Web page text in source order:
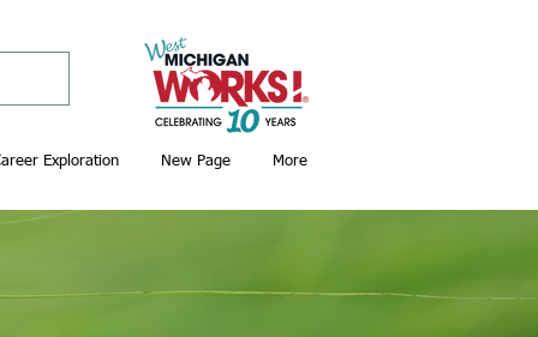
Exploration New Page More